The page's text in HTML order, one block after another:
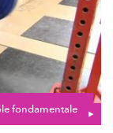
fondamentale